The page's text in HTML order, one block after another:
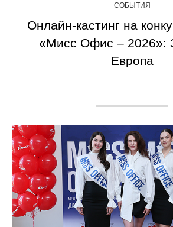
СОБЫТИЯ
Онлайн-кастинг на
«Мисс Офис – 2026»:
Европа